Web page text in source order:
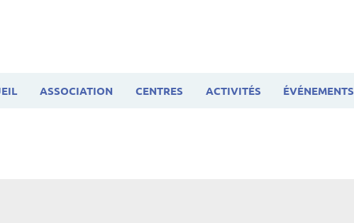
ASSOCIATION CENTRES ACTIVITÉS ÉVÉNEMENTS